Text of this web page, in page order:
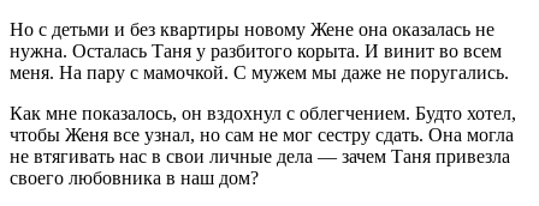
Но с детьми и без квартиры новому Жене она оказалась не
нужна. Осталась Таня у разбитого корыта. И винит во всем
меня. На пару с мамочкой. С мужем мы даже не поругались.
Как мне показалось, он вздохнул с облегчением. Будто хотел,
чтобы Женя все узнал, но сам не мог сестру сдать. Она могла
не втягивать нас в свои личные дела — зачем Таня привезла
своего любовника в наш дом?